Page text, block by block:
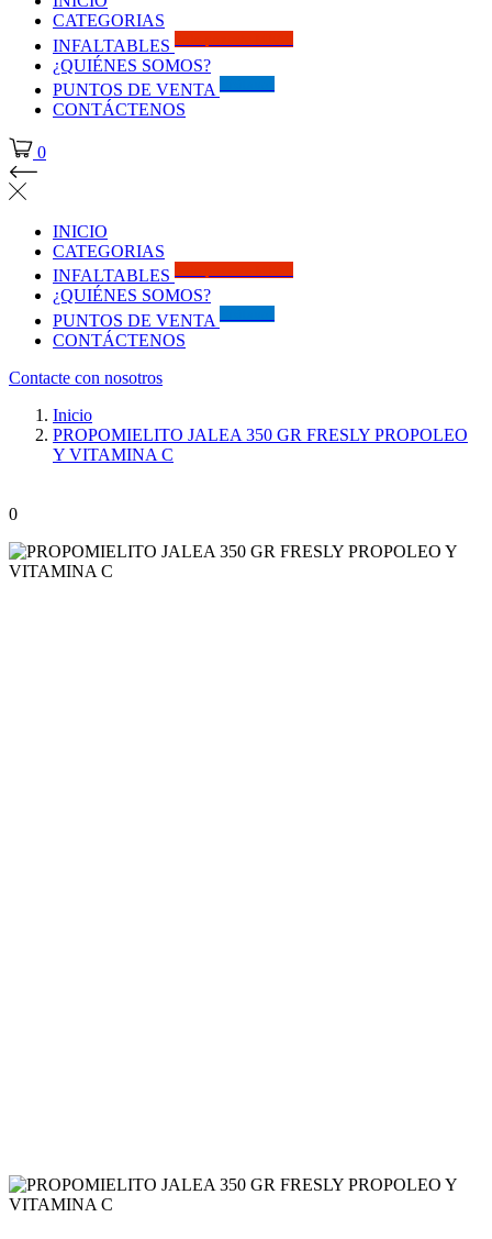
CATEGORIAS
INFALTABLES
¿QUIÉNES SOMOS?
PUNTOS DE VENTA
CONTÁCTENOS
0
INICIO
CATEGORIAS
INFALTABLES
¿QUIÉNES SOMOS?
PUNTOS DE VENTA
CONTÁCTENOS
Contacte con nosotros
Inicio
PROPOMIELITO JALEA 350 GR FRESLY PROPOLEO
Y VITAMINA C
0